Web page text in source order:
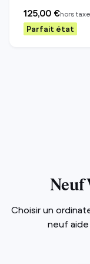
125,00 €hors taxe
Parfait état
Neuf
Choisir un
neuf aide